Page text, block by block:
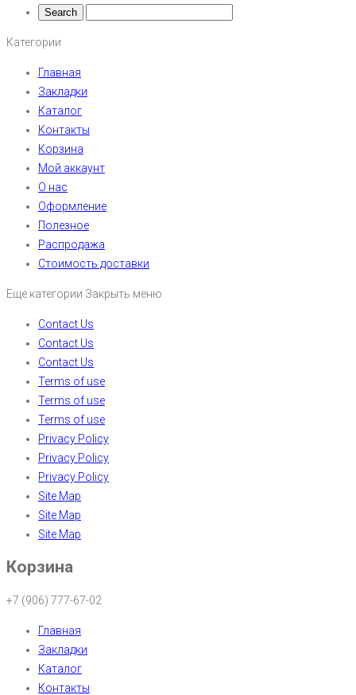
Категории
Главная
Закладки
Каталог
Контакты
Корзина
Мой аккаунт
О нас
Оформление
Полезное
Распродажа
Стоимость доставки
Еще категории Закрыть меню
Contact Us
Contact Us
Contact Us
Terms of use
Terms of use
Terms of use
Privacy Policy
Privacy Policy
Privacy Policy
Site Map
Site Map
Site Map
Корзина
+7 (906) 777-67-02
Главная
Закладки
Каталог
Контакты